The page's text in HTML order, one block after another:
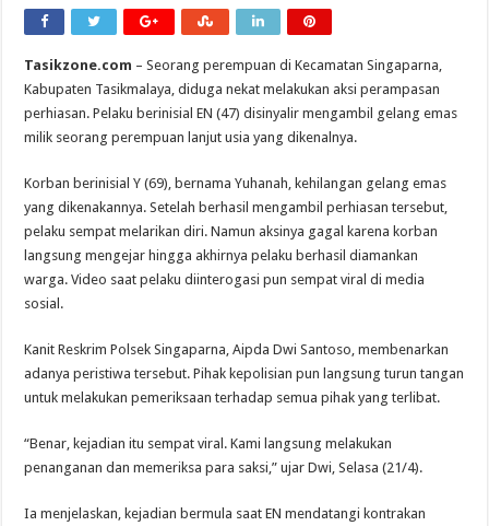
Berakhir
Pelaku
Dimaafkan
Korban
Tasikzone.com – Seorang perempuan di Kecamatan Singaparna,
Kabupaten Tasikmalaya, diduga nekat melakukan aksi perampasan
perhiasan. Pelaku berinisial EN (47) disinyalir mengambil gelang emas
milik seorang perempuan lanjut usia yang dikenalnya.
Korban berinisial Y (69), bernama Yuhanah, kehilangan gelang emas
yang dikenakannya. Setelah berhasil mengambil perhiasan tersebut,
pelaku sempat melarikan diri. Namun aksinya gagal karena korban
langsung mengejar hingga akhirnya pelaku berhasil diamankan
warga. Video saat pelaku diinterogasi pun sempat viral di media
sosial.
Kanit Reskrim Polsek Singaparna, Aipda Dwi Santoso, membenarkan
adanya peristiwa tersebut. Pihak kepolisian pun langsung turun tangan
untuk melakukan pemeriksaan terhadap semua pihak yang terlibat.
“Benar, kejadian itu sempat viral. Kami langsung melakukan
penanganan dan memeriksa para saksi,” ujar Dwi, Selasa (21/4).
Ia menjelaskan, kejadian bermula saat EN mendatangi kontrakan